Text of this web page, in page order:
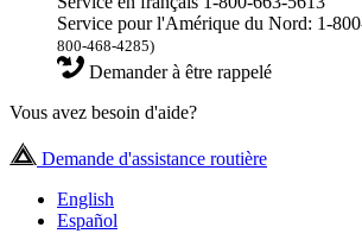
Service pour l'Amérique du Nord: 1-
800-468-4285)
Demander à être rappelé
Vous avez besoin d'aide?
Demande d'assistance routière
English
Español